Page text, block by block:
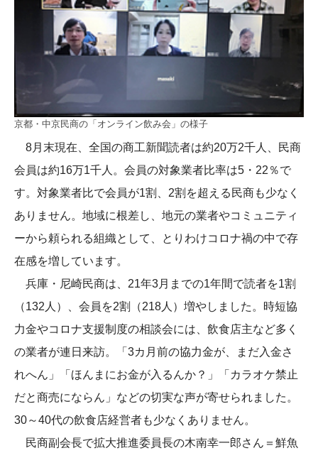
京都・中京民商の「オンライン飲み会」の様子
8月末現在、全国の商工新聞読者は約20万2千人、民商
会員は約16万1千人。会員の対象業者比率は5・22％で
す。対象業者比で会員が1割、2割を超える民商も少なく
ありません。地域に根差し、地元の業者やコミュニティ
ーから頼られる組織として、とりわけコロナ禍の中で存
在感を増しています。
兵庫・尼崎民商は、21年3月までの1年間で読者を1割
（132人）、会員を2割（218人）増やしました。時短協
力金やコロナ支援制度の相談会には、飲食店主など多く
の業者が連日来訪。「3カ月前の協力金が、まだ入金さ
れへん」「ほんまにお金が入るんか？」「カラオケ禁止
だと商売にならん」などの切実な声が寄せられました。
30～40代の飲食店経営者も少なくありません。
民商副会長で拡大推進委員長の木南幸一郎さん＝鮮魚